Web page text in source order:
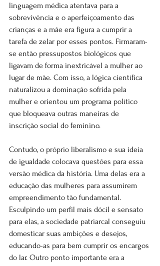
linguagem médica atentava para a
sobrevivência e o aperfeiçoamento das
crianças e a mãe era figura a cumprir a
tarefa de zelar por esses pontos. Firmaram-
se então pressupostos biológicos que
ligavam de forma inextricável a mulher ao
lugar de mãe. Com isso, a lógica científica
naturalizou a dominação sofrida pela
mulher e orientou um programa político
que bloqueava outras maneiras de
inscrição social do feminino.
Contudo, o próprio liberalismo e sua ideia
de igualdade colocava questões para essa
versão médica da história. Uma delas era a
educação das mulheres para assumirem
empreendimento tão fundamental.
Esculpindo um perfil mais dócil e sensato
para elas, a sociedade patriarcal conseguiu
domesticar suas ambições e desejos,
educando-as para bem cumprir os encargos
do lar. Outro ponto importante era a